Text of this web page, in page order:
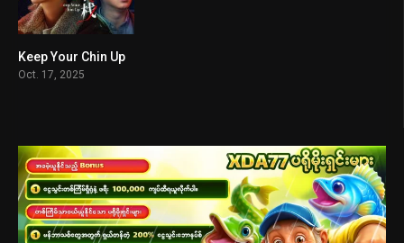
n/A
Keep Your Chin Up
Oct. 17, 2025